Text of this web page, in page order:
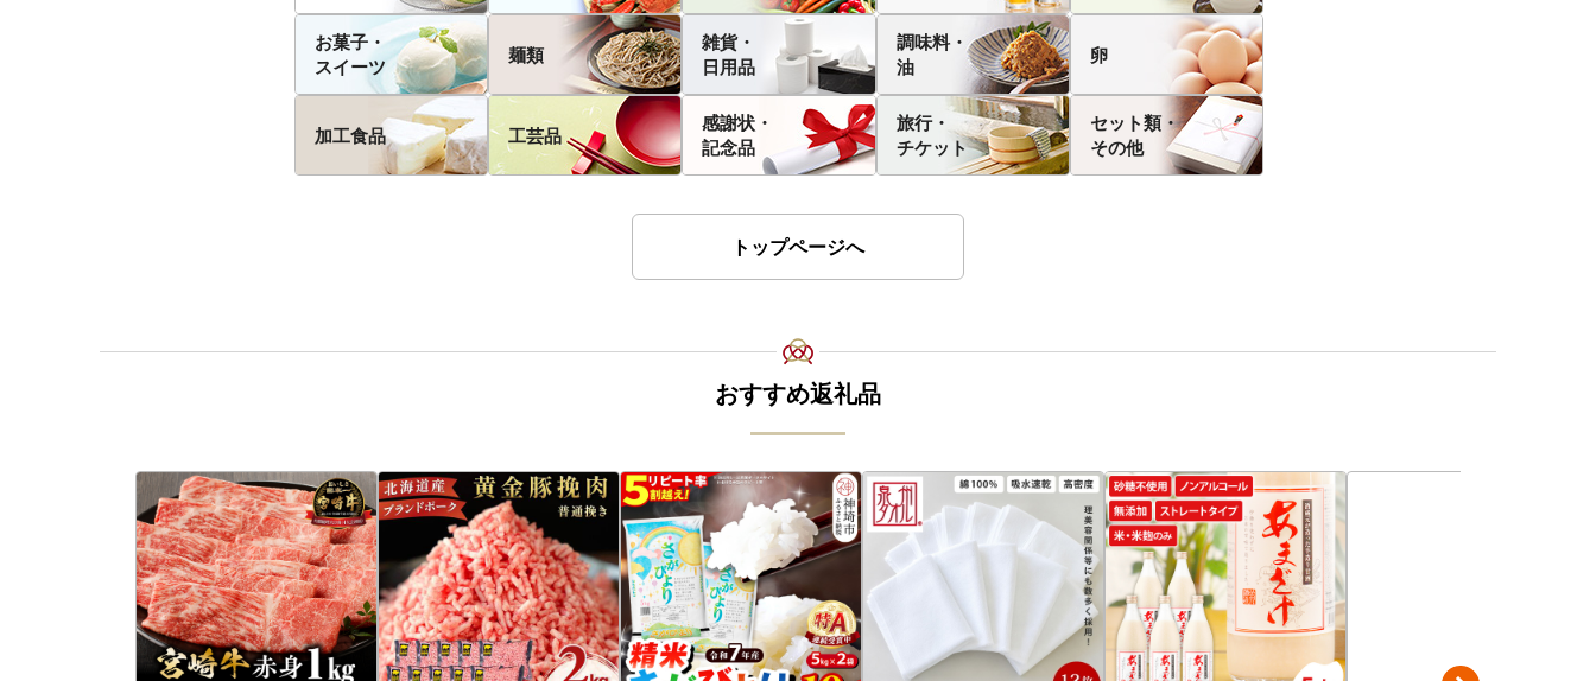
お菓子・
スイーツ
麺類
雑貨・
日用品
調味料・
油
卵
加工食品 工芸品
感謝状・
記念品
旅行・
チケット
セット類・
その他
トップページへ
おすすめ返礼品